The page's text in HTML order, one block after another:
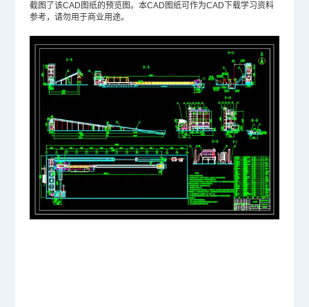
截图了该CAD图纸的预览图。本CAD图纸可作为CAD下载学习资料
参考，请勿用于商业用途。